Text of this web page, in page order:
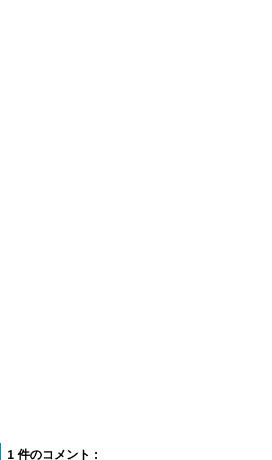
1 件のコメント :